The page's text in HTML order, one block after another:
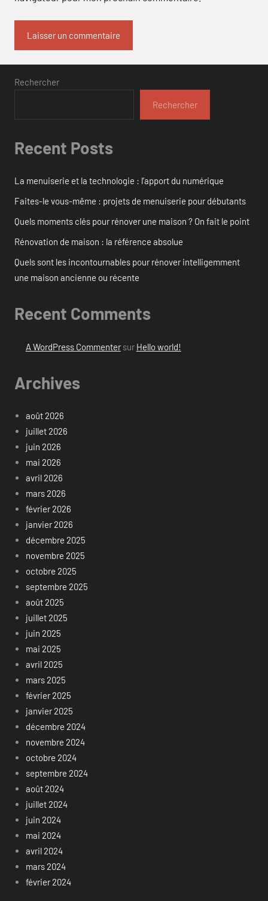
Rechercher
Rechercher
Recent Posts
La menuiserie et la technologie : l’apport du numérique
Faites-le vous-même : projets de menuiserie pour débutants
Quels moments clés pour rénover une maison ? On fait le point
Rénovation de maison : la référence absolue
Quels sont les incontournables pour rénover intelligemment
une maison ancienne ou récente
Recent Comments
A WordPress Commentersur Hello world!
Archives
août 2026
juillet 2026
juin 2026
mai 2026
avril 2026
mars 2026
février 2026
janvier 2026
décembre 2025
novembre 2025
octobre 2025
septembre 2025
août 2025
juillet 2025
juin 2025
mai 2025
avril 2025
mars 2025
février 2025
janvier 2025
décembre 2024
novembre 2024
octobre 2024
septembre 2024
août 2024
juillet 2024
juin 2024
mai 2024
avril 2024
mars 2024
février 2024